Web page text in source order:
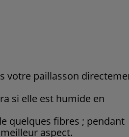
votre paillasson
si elle est humide en
quelques fibres ; pendant
aspect.